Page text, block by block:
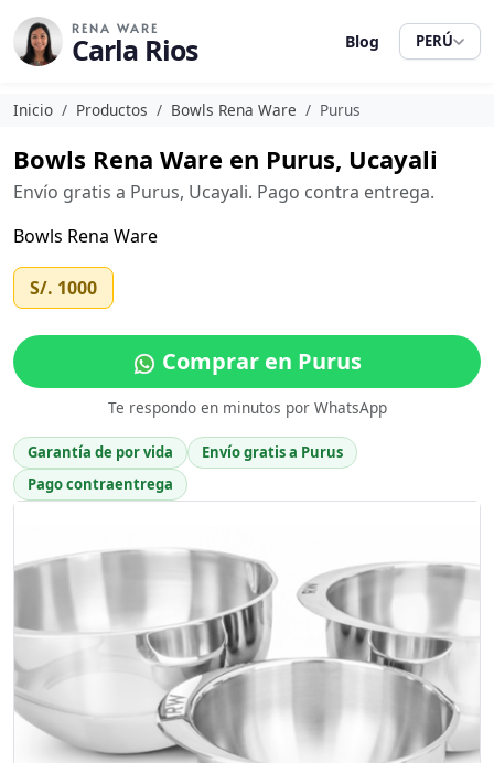
RENA WARE
Carla Rios Blog PERÚ
Inicio Productos Bowls Rena Ware Purus
Bowls Rena Ware en Purus, Ucayali
Envío gratis a Purus, Ucayali. Pago contra entrega.
Bowls Rena Ware
S/. 1000
Comprar en Purus
Te respondo en minutos por WhatsApp
Garantía de por vida
Envío gratis a Purus
Pago contraentrega